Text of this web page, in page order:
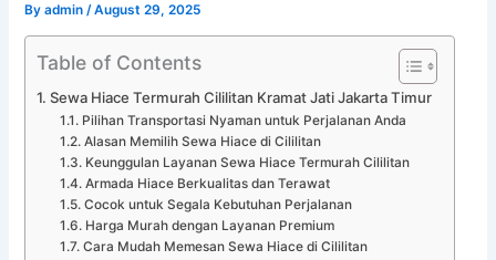
Byadmin /August 29, 2025
Table of Contents
Sewa Hiace Termurah Cililitan Kramat Jati Jakarta Timur
Pilihan Transportasi Nyaman untuk Perjalanan Anda
Alasan Memilih Sewa Hiace di Cililitan
Keunggulan Layanan Sewa Hiace Termurah Cililitan
Armada Hiace Berkualitas dan Terawat
Cocok untuk Segala Kebutuhan Perjalanan
Harga Murah dengan Layanan Premium
Cara Mudah Memesan Sewa Hiace di Cililitan